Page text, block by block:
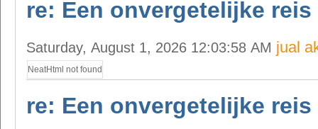
re: Een onvergetelijke reis
Saturday, August 1, 2026 12:03:58 AM jual
NeatHtml not found
re: Een onvergetelijke reis